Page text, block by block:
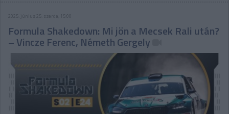
2025. június 25. szerda, 15:00
Formula Shakedown: Mi jön a Mecsek Rali után?
– Vincze Ferenc, Németh Gergely